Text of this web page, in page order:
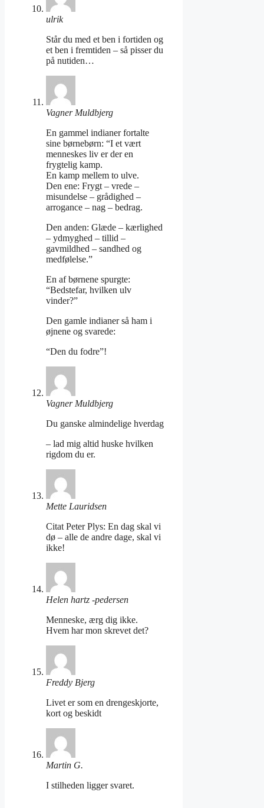
ulrik
Står du med et ben i fortiden og
et ben i fremtiden – så pisser du
på nutiden…
Vagner Muldbjerg
En gammel indianer fortalte
sine børnebørn: “I et vært
menneskes liv er der en
frygtelig kamp.
En kamp mellem to ulve.
Den ene: Frygt – vrede –
misundelse – grådighed –
arrogance – nag – bedrag.
Den anden: Glæde – kærlighed
– ydmyghed – tillid –
gavmildhed – sandhed og
medfølelse.”
En af børnene spurgte:
“Bedstefar, hvilken ulv
vinder?”
Den gamle indianer så ham i
øjnene og svarede:
“Den du fodre”!
Vagner Muldbjerg
Du ganske almindelige hverdag
– lad mig altid huske hvilken
rigdom du er.
Mette Lauridsen
Citat Peter Plys: En dag skal vi
dø – alle de andre dage, skal vi
ikke!
Helen hartz -pedersen
Menneske, ærg dig ikke.
Hvem har mon skrevet det?
Freddy Bjerg
Livet er som en drengeskjorte,
kort og beskidt
Martin G.
I stilheden ligger svaret.